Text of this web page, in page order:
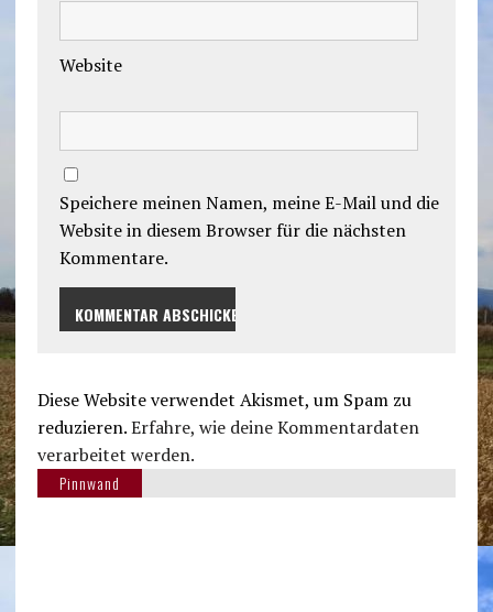
Website
Speichere meinen Namen, meine E-Mail und die
Website in diesem Browser für die nächsten
Kommentare.
Diese Website verwendet Akismet, um Spam zu
reduzieren.Erfahre, wie deine Kommentardaten
verarbeitet werden.
Pinnwand